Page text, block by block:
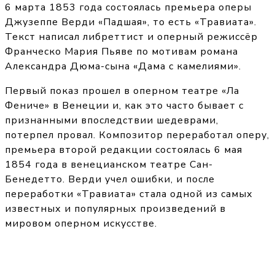
6 марта 1853 года состоялась премьера оперы
Джузеппе Верди «Падшая», то есть «Травиата».
Текст написал либреттист и оперный режиссёр
Франческо Мария Пьяве по мотивам романа
Александра Дюма-сына «Дама с камелиями».
Первый показ прошел в оперном театре «Ла
Фениче» в Венеции и, как это часто бывает с
признанными впоследствии шедеврами,
потерпел провал. Композитор переработал оперу,
премьера второй редакции состоялась 6 мая
1854 года в венецианском театре Сан-
Бенедетто. Верди учел ошибки, и после
переработки «Травиата» стала одной из самых
известных и популярных произведений в
мировом оперном искусстве.